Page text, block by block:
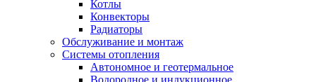
Котлы
Конвекторы
Радиаторы
Обслуживание и монтаж
Системы отопления
Автономное и геотермальное
Водородное и индукционное